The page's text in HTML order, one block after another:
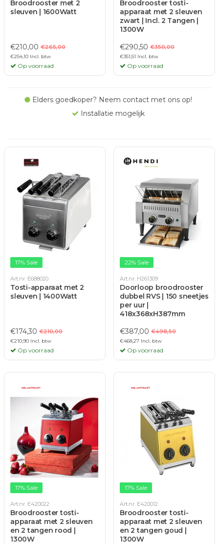
Broodrooster met 2
sleuven | 1600Watt
€210,00 €265,00
€254,10 Incl. btw
Op voorraad
Broodrooster tosti-
apparaat met 2 sleuven
zwart | Incl. 2 Tangen |
1300W
€290,50 €350,00
€351,51 Incl. btw
Op voorraad
Elders goedkoper? Neem contact met ons op!
Installatie mogelijk
17% Sale
Art.nr. E688020
Tosti-apparaat met 2
sleuven | 1400Watt
€174,30 €210,00
€210,90 Incl. btw
Op voorraad
22% Sale
Art.nr. H261309
Doorloop broodrooster
dubbel RVS | 150 sneetjes
per uur |
418x368xH387mm
€387,00 €498,50
€468,27 Incl. btw
Op voorraad
17% Sale
Art.nr. E420022
Broodrooster tosti-
apparaat met 2 sleuven
en 2 tangen rood |
1300W
17% Sale
Art.nr. E420012
Broodrooster tosti-
apparaat met 2 sleuven
en 2 tangen goud |
1300W